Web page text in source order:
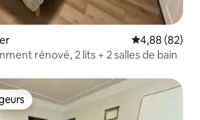
Évaluation
4,88 (82)
rénové, 2 lits + 2 salles de bain